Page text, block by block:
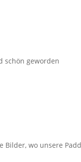
schön geworden
wo unsere